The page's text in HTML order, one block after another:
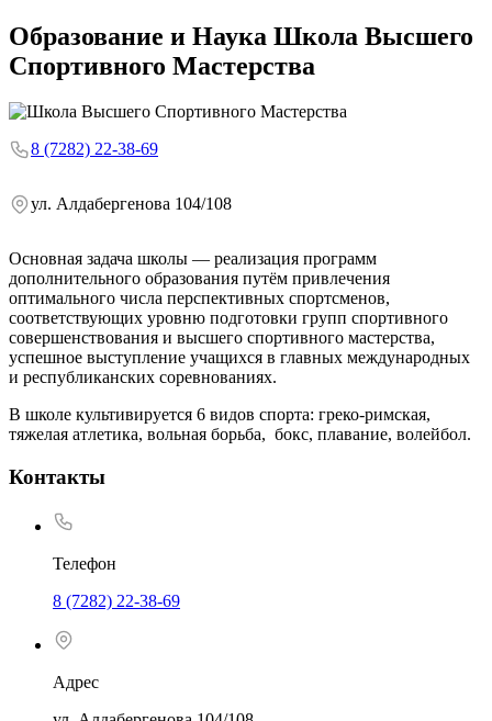
Образование и Наука Школа Высшего
Спортивного Мастерства
8 (7282) 22-38-69
ул. Алдабергенова 104/108
Основная задача школы — реализация программ
дополнительного образования путём привлечения
оптимального числа перспективных спортсменов,
соответствующих уровню подготовки групп спортивного
совершенствования и высшего спортивного мастерства,
успешное выступление учащихся в главных международных
и республиканских соревнованиях.
В школе культивируется 6 видов спорта: греко-римская,
тяжелая атлетика, вольная борьба, бокс, плавание, волейбол.
Контакты
Телефон
8 (7282) 22-38-69
Адрес